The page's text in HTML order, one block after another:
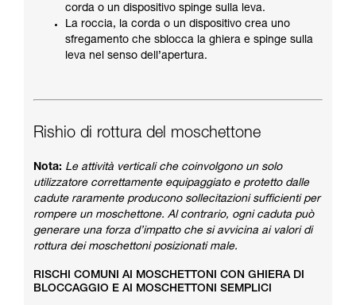
corda o un dispositivo spinge sulla leva.
La roccia, la corda o un dispositivo crea uno
sfregamento che sblocca la ghiera e spinge sulla
leva nel senso dell’apertura.
Rishio di rottura del moschettone
Nota: Le attività verticali che coinvolgono un solo
utilizzatore correttamente equipaggiato e protetto dalle
cadute raramente producono sollecitazioni sufficienti per
rompere un moschettone. Al contrario, ogni caduta può
generare una forza d’impatto che si avvicina ai valori di
rottura dei moschettoni posizionati male.
RISCHI COMUNI AI MOSCHETTONI CON GHIERA DI
BLOCCAGGIO E AI MOSCHETTONI SEMPLICI